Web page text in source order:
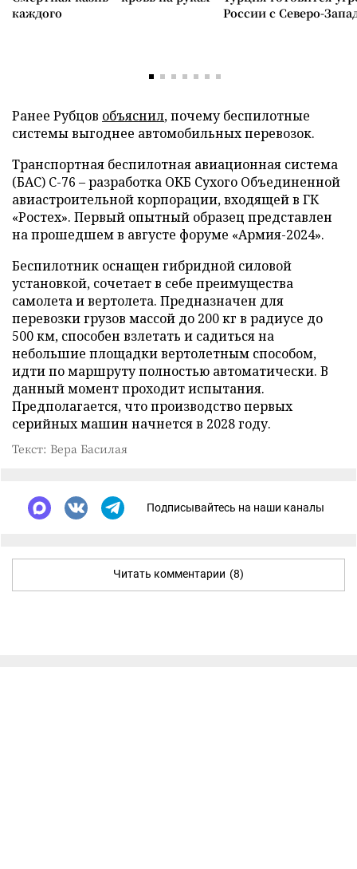
каждого
России с Северо-
Ранее Рубцов объяснил, почему беспилотные
системы выгоднее автомобильных перевозок.
Транспортная беспилотная авиационная система
(БАС) С-76 – разработка ОКБ Сухого Объединенной
авиастроительной корпорации, входящей в ГК
«Ростех». Первый опытный образец представлен
на прошедшем в августе форуме «Армия-2024».
Беспилотник оснащен гибридной силовой
установкой, сочетает в себе преимущества
самолета и вертолета. Предназначен для
перевозки грузов массой до 200 кг в радиусе до
500 км, способен взлетать и садиться на
небольшие площадки вертолетным способом,
идти по маршруту полностью автоматически. В
данный момент проходит испытания.
Предполагается, что производство первых
серийных машин начнется в 2028 году.
Текст: Вера Басилая
Подписывайтесь на наши каналы
Читать комментарии (8)